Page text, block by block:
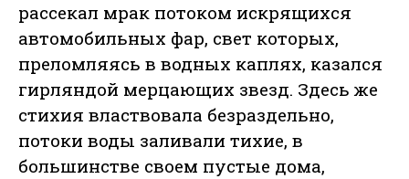
рассекал мрак потоком искрящихся
автомобильных фар, свет которых,
преломляясь в водных каплях, казался
гирляндой мерцающих звезд. Здесь же
стихия властвовала безраздельно,
потоки воды заливали тихие, в
большинстве своем пустые дома,